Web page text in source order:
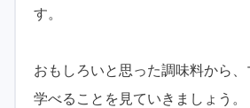
す。
おもしろいと思った調味料から
学べることを見ていきましょう。